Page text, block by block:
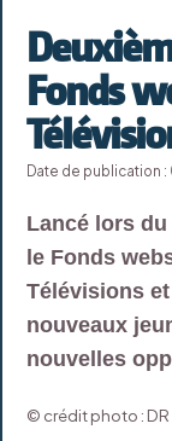
Fonds
Date de publication :
Lancé lors du
le Fonds
Télévisions
nouveaux
nouvelles
© crédit photo : DR